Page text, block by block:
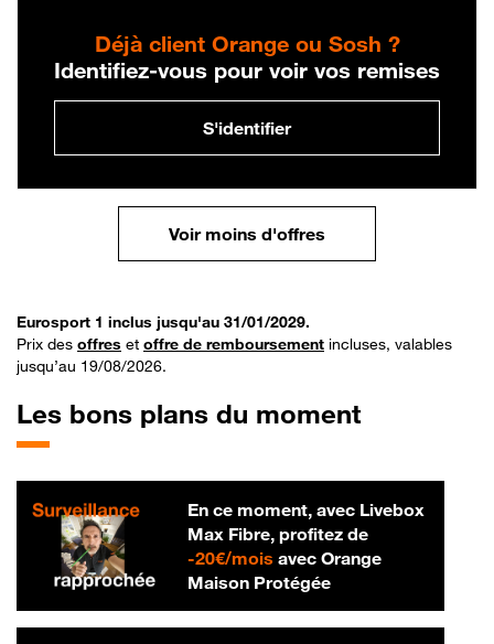
Déjà client Orange ou Sosh ?
Identifiez-vous pour voir vos remises
S'identifier
Voir moins d'offres
Eurosport 1 inclus jusqu'au 31/01/2029.
Prix des offres et offre de remboursement incluses, valables
jusqu’au 19/08/2026.
Les bons plans du moment
En ce moment, avec Livebox
Max Fibre, profitez de
-20€/mois20 € par mois
avec Orange
Maison Protégée